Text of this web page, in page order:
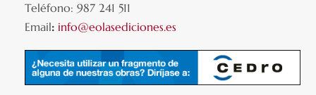
Teléfono: 987 241 511
Email: info@eolasediciones.es